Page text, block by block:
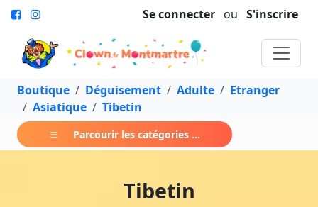
Se connecter ou S'inscrire
Boutique Déguisement Adulte
Etranger
Asiatique
Tibetin
Parcourir les catégories ...
Tibetin